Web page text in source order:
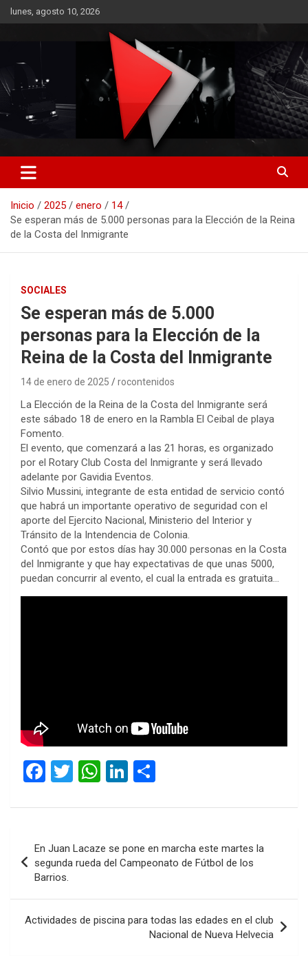
Saltar
al
lunes, agosto 10, 2026
RO CONTENIDOS
Inicio 2025 enero
14
Se esperan más de 5.000 personas para la Elección de la Reina
de la Costa del Inmigrante
SOCIALES
Se esperan más de 5.000
personas para la Elección de la
Reina de la Costa del Inmigrante
14 de enero de 2025 rocontenidos
La Elección de la Reina de la Costa del Inmigrante será
este sábado 18 de enero en la Rambla El Ceibal de playa
Fomento.
El evento, que comenzará a las 21 horas, es organizado
por el Rotary Club Costa del Inmigrante y será llevado
adelante por Gavidia Eventos.
Silvio Mussini, integrante de esta entidad de servicio contó
que habrá un importante operativo de seguridad con el
aporte del Ejercito Nacional, Ministerio del Interior y
Tránsito de la Intendencia de Colonia.
Contó que por estos días hay 30.000 personas en la Costa
del Inmigrante y que hay expectativas de que unas 5000,
puedan concurrir al evento, el cual la entrada es gratuita…
F
ce
b
o
o
k
T
tt
er
W
at
A
p
Li
ke
n
m
ar
de
entradas
En Juan Lacaze se pone en marcha este martes la
segunda rueda del Campeonato de Fútbol de los
Barrios.
Actividades de piscina para todas las edades en el club
Nacional de Nueva Helvecia